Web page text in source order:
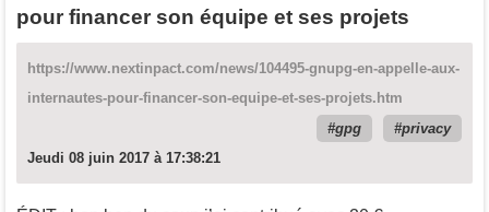
pour financer son équipe et ses projets
https://www.nextinpact.com/news/104495-gnupg-en-appelle-aux-
internautes-pour-financer-son-equipe-et-ses-projets.htm
gpg
privacy
Jeudi 08 juin 2017 à 17:38:21